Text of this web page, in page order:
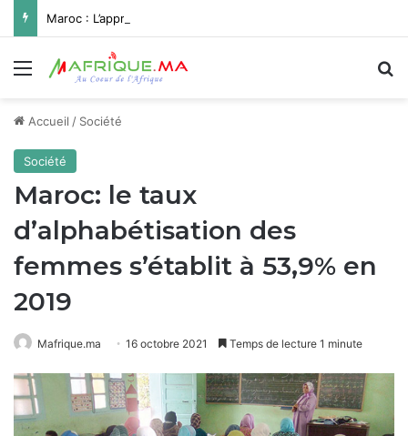
Menu
Accueil / Société
Société
Maroc: le taux
d’alphabétisation des
femmes s’établit à 53,9% en
2019
Mafrique.ma 16 octobre 2021 Temps de lecture 1 minute